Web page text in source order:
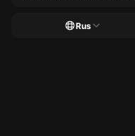
Rus